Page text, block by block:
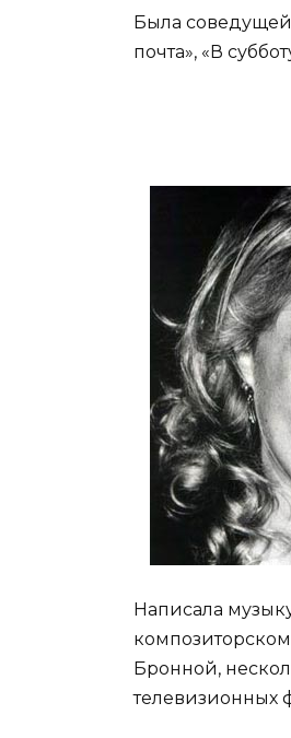
Была соведущей
почта», «В
Написала
Бронной,
телевизионных